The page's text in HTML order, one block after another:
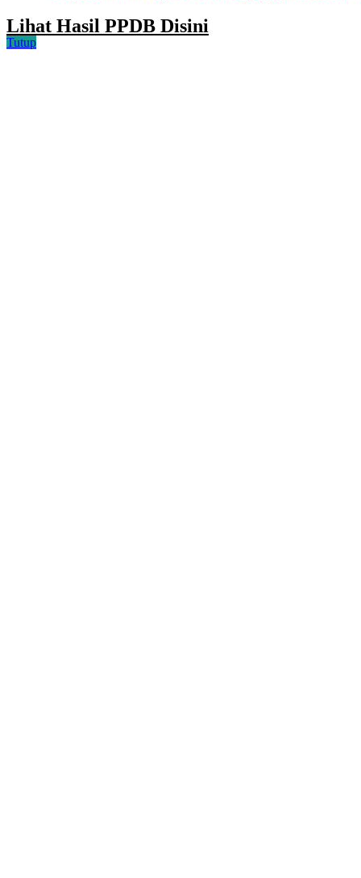
Lihat Hasil PPDB Disini
Tutup